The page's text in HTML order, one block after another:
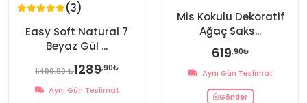
(3)
Easy Soft Natural 7
Beyaz Gül ...
1,499.90 ₺1289,90₺
Aynı Gün Teslimat
Mis Kokulu Dekoratif
Ağaç Saks...
619,90₺
Aynı Gün Teslimat
Gönder